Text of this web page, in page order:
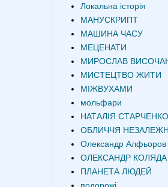
Локальна історія
МАНУСКРИПТ
МАШИНА ЧАСУ
МЕЦЕНАТИ
МИРОСЛАВ
МИСТЕЦТВО ЖИТИ
МІЖВУХАМИ
мольфари
НАТАЛІЯ СТАРЧЕНКО
ОБЛИЧЧЯ
Олександр Алфьоров
ОЛЕКСАНДР КОЛЯДА
ПЛАНЕТА ЛЮДЕЙ
подорожі